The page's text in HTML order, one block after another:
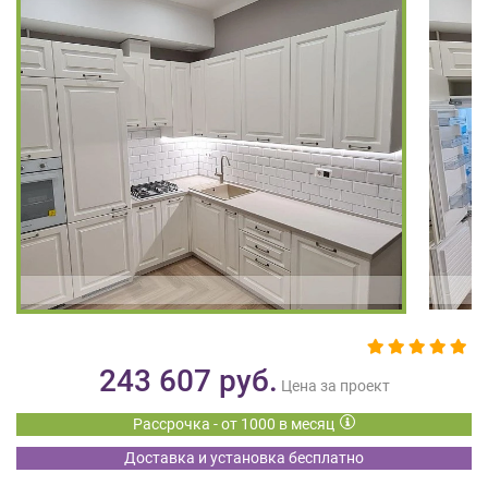
243 607 руб. Цена за проект
Рассрочка - от 1000 в месяц
Доставка и установка бесплатно
обработку
персональных
данных,
Согласие
обработку
персональных
данных
метрическими
программами
обработки
персональных